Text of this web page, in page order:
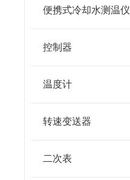
便携式冷却水测温仪
控制器
温度计
转速变送器
二次表